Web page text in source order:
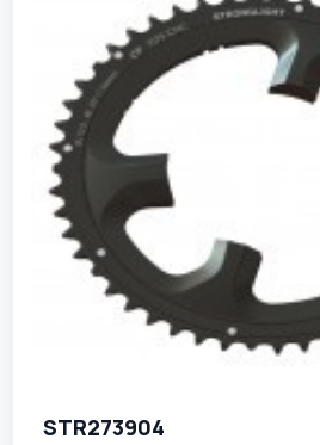
STR273904